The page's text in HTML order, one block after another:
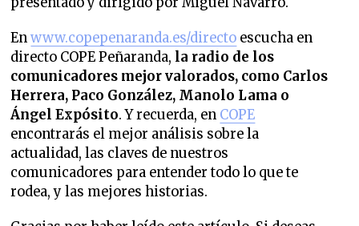
Enwww.copepenaranda.es/directo escucha en
directo COPE Peñaranda, la radio de los
comunicadores mejor valorados, como Carlos
Herrera, Paco González, Manolo Lama o
Ángel Expósito. Y recuerda, en COPE
encontrarás el mejor análisis sobre la
actualidad, las claves de nuestros
comunicadores para entender todo lo que te
rodea, y las mejores historias.